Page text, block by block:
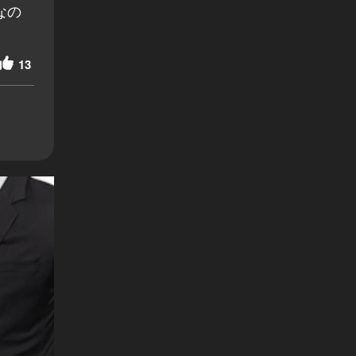
の
13